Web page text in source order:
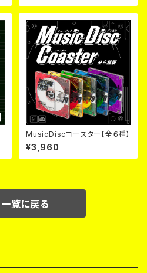
MusicDiscコースター【全６種】
¥3,960
覧に戻る